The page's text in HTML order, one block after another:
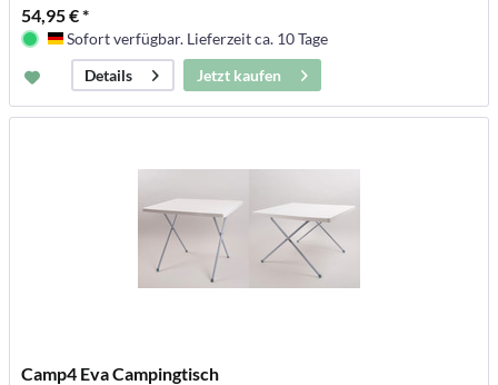
54,95 € *
Deutschland
Sofort verfügbar. Lieferzeit ca. 10 Tage
Details
Jetzt kaufen
Camp4 Eva Campingtisch